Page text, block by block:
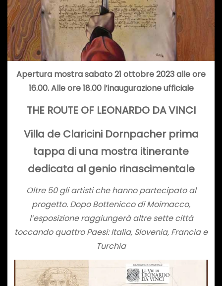
Apertura mostra sabato 21 ottobre 2023 alle ore
16.00. Alle ore 18.00 l’inaugurazione ufficiale
THE ROUTE OF LEONARDO DA VINCI
Villa de Claricini Dornpacher prima
tappa di una mostra itinerante
dedicata al genio rinascimentale
Oltre 50 gli artisti che hanno partecipato al
progetto. Dopo Bottenicco di Moimacco,
l’esposizione raggiungerà altre sette città
toccando quattro Paesi: Italia, Slovenia, Francia e
Turchia